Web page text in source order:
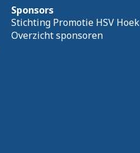
Sponsors
Stichting Promotie HSV Hoek
Overzicht sponsoren